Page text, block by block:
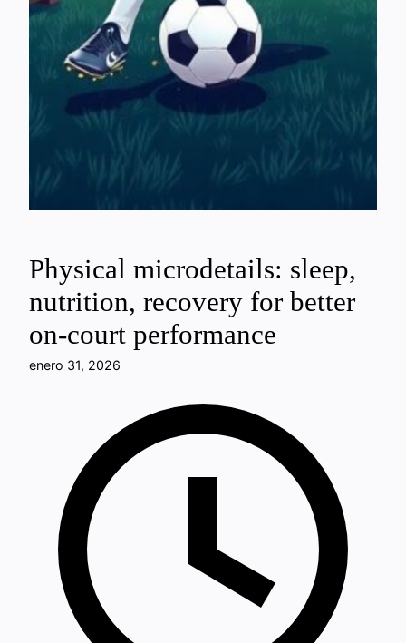
Physical microdetails: sleep,
nutrition, recovery for better
on-court performance
enero 31, 2026